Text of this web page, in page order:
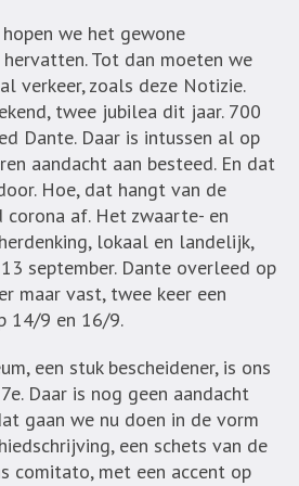
we het gewone
Tot dan moeten we
verkeer, zoals deze Notizie.
twee jubilea dit jaar. 700
Dante. Daar is intussen al op
aandacht aan besteed. En dat
Hoe, dat hangt van de
af. Het zwaarte- en
lokaal en landelijk,
september. Dante overleed op
maar vast, twee keer een
14/9 en 16/9.
een stuk bescheidener, is ons
Daar is nog geen aandacht
gaan we nu doen in de vorm
een schets van de
comitato, met een accent op